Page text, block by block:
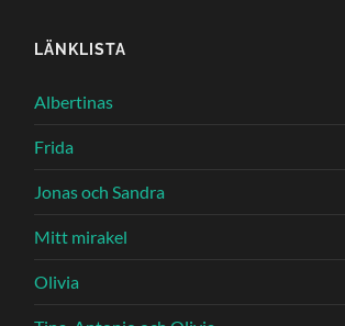
LÄNKLISTA
Albertinas
Frida
Jonas och Sandra
Mitt mirakel
Olivia